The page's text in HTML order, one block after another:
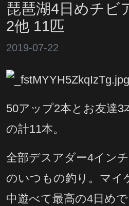
琵琶湖4日めチビ
2他 11匹
2019-07-22
50アップ2本とお友達3
の計11本。
全部デスアダー4イン
のいつもの釣り。マイ
中遊べて最高の4日めで